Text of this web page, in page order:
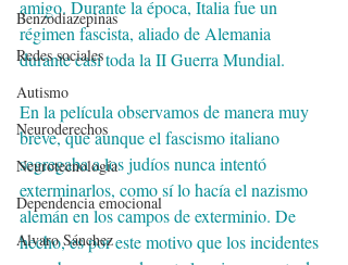
Benzodiazepinas
Redes sociales
Autismo
Neuroderechos
Neurotecnología
Dependencia emocional
Alvaro Sánchez
amigo. Durante la época, Italia fue un
régimen fascista, aliado de Alemania
durante casi toda la II Guerra Mundial.
En la película observamos de manera muy
breve, que aunque el fascismo italiano
segregaba a los judíos nunca intentó
exterminarlos, como sí lo hacía el nazismo
alemán en los campos de exterminio. De
hecho, es por este motivo que los incidentes